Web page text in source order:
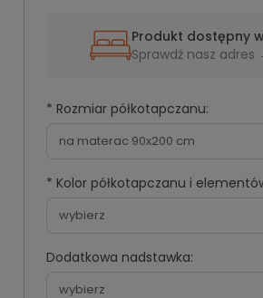
Produkt dostępny
Sprawdź nasz adres
* Rozmiar półkotapczanu:
* Kolor półkotapczanu i
Dodatkowa nadstawka: